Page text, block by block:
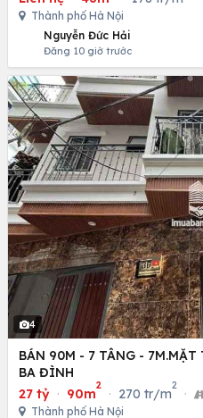
Thành phố Hà Nội
Nguyễn Đức Hải
Đăng 10 giờ trước
4
BÁN 90M - 7 TÂNG -
BA ĐÌNH
27 tỷ · 90m
2
· 270 tr/m
2
·
Thành phố Hà Nội